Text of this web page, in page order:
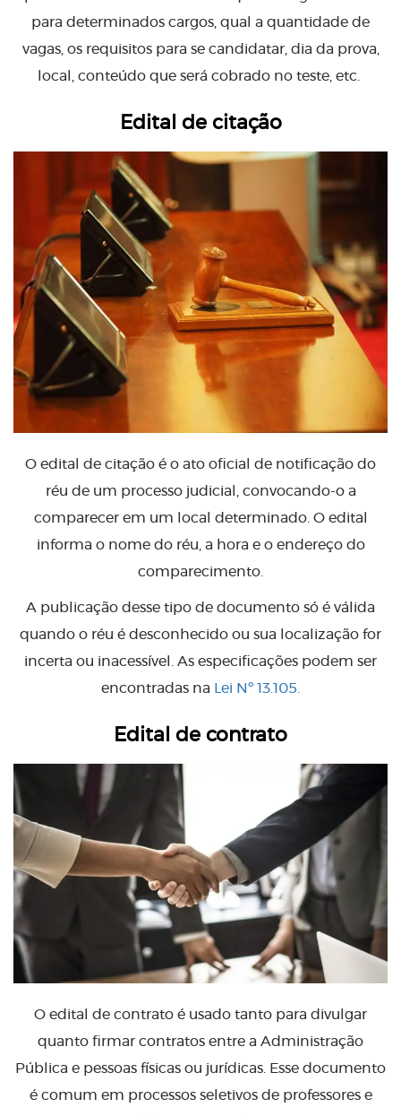
para determinados cargos, qual a quantidade de
vagas, os requisitos para se candidatar, dia da prova,
local, conteúdo que será cobrado no teste, etc.
Edital de citação
O edital de citação é o ato oficial de notificação do
réu de um processo judicial, convocando-o a
comparecer em um local determinado. O edital
informa o nome do réu, a hora e o endereço do
comparecimento.
A publicação desse tipo de documento só é válida
quando o réu é desconhecido ou sua localização for
incerta ou inacessível. As especificações podem ser
encontradas na
Lei Nº 13.105.
Edital de contrato
O edital de contrato é usado tanto para divulgar
quanto firmar contratos entre a Administração
Pública e pessoas físicas ou jurídicas. Esse documento
é comum em processos seletivos de professores e